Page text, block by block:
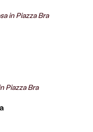
in Piazza Bra
Piazza Bra